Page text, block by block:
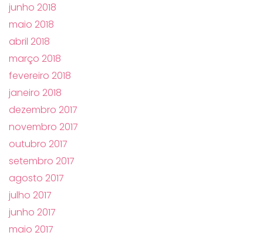
junho 2018
maio 2018
abril 2018
março 2018
fevereiro 2018
janeiro 2018
dezembro 2017
novembro 2017
outubro 2017
setembro 2017
agosto 2017
julho 2017
junho 2017
maio 2017